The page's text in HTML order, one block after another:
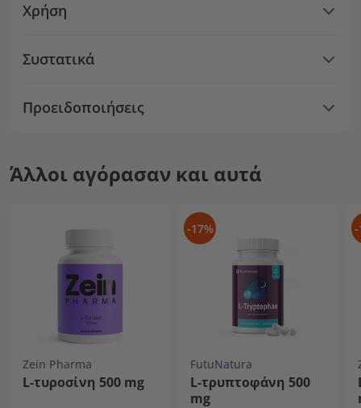
Χρήση
Συστατικά
Προειδοποιήσεις
Άλλοι αγόρασαν και αυτά
Zein Pharma
L-τυροσίνη 500 mg
-17%
FutuNatura
L-τρυπτοφάνη 500
mg
-